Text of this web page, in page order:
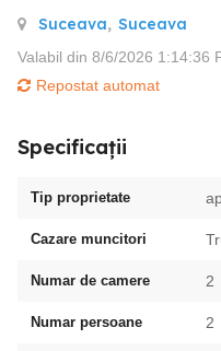
Suceava, Suceava
Valabil din 8/6/2026 1:14:36
Repostat automat
Specificații
Tip proprietate
Cazare muncitori
Numar de camere 2
Numar persoane 2